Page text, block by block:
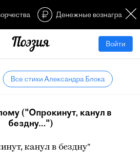
Денежные
Войти
Все стихи Александра Блока
("Опрокинут, канул в
бездну...")
канул в бездну"